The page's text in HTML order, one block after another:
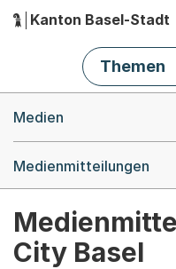
Hauptnavigation
Kanton Basel-Stadt
Themen
Medien
Medienmitteilungen
City Basel